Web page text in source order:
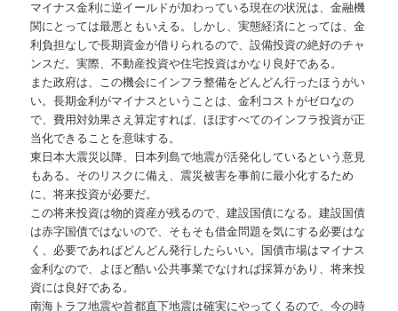
マイナス金利に逆イールドが加わっている現在の状況は、金融機
関にとっては最悪ともいえる。しかし、実態経済にとっては、金
利負担なしで長期資金が借りられるので、設備投資の絶好のチャ
ンスだ。実際、不動産投資や住宅投資はかなり良好である。
また政府は、この機会にインフラ整備をどんどん行ったほうがい
い。長期金利がマイナスということは、金利コストがゼロなの
で、費用対効果さえ算定すれば、ほぼすべてのインフラ投資が正
当化できることを意味する。
東日本大震災以降、日本列島で地震が活発化しているという意見
もある。そのリスクに備え、震災被害を事前に最小化するため
に、将来投資が必要だ。
この将来投資は物的資産が残るので、建設国債になる。建設国債
は赤字国債ではないので、そもそも借金問題を気にする必要はな
く、必要であればどんどん発行したらいい。国債市場はマイナス
金利なので、よほど酷い公共事業でなければ採算があり、将来投
資には良好である。
南海トラフ地震や首都直下地震は確実にやってくるので、今の時